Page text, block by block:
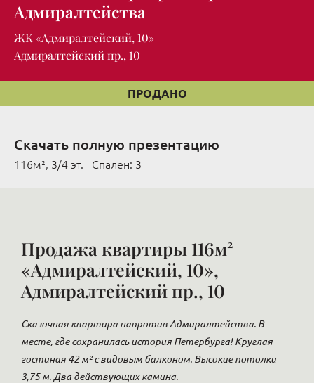
Адмиралтейства
ЖК «Адмиралтейский, 10»
Адмиралтейский пр., 10
ПРОДАНО
Скачать полную презентацию
116м², 3/4 эт. Cпален: 3
Продажа квартиры 116м²
«Адмиралтейский, 10»,
Адмиралтейский пр., 10
Cказочная квартира напротив Адмиралтейства. В
месте, где сохранилась история Петербурга! Круглая
гостиная 42 м² с видовым балконом. Высокие потолки
3,75 м. Два действующих камина.